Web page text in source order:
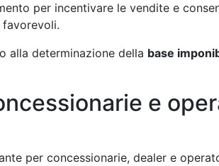
per incentivare le vendite e
alla determinazione della base
e
per concessionarie, dealer e